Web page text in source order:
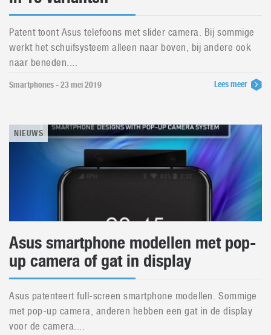
Patent toont Asus telefoons met slider camera. Bij sommige
werkt het schuifsysteem alleen naar boven, bij andere ook
naar beneden....
Smartphones - 23 mei 2019 Lees meer
NIEUWS
Asus smartphone modellen met pop-
up camera of gat in display
Asus patenteert full-screen smartphone modellen. Sommige
met pop-up camera, anderen hebben een gat in de display
voor de camera....